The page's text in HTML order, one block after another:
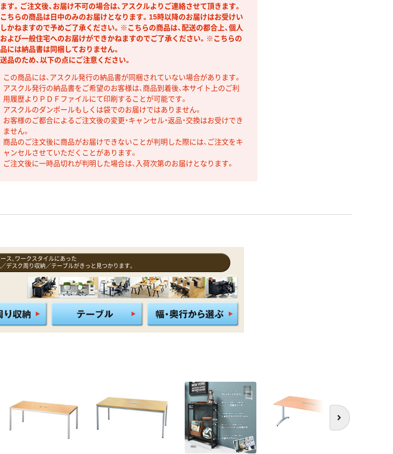
す。ご注文後、お届け不可の場合は、アスクルよりご連絡させて頂きます。
ちらの商品は日中のみのお届けとなります。15時以降のお届けはお受けい
かねますので予めご了承ください。※こちらの商品は、配送の都合上、個人
よび一般住宅へのお届けができかねますのでご了承ください。※こちらの
には納品書は同梱しておりません。
品のため、以下の点にご注意ください。
この商品には、アスクル発行の納品書が同梱されていない場合があります。
アスクル発行の納品書をご希望のお客様は、商品到着後、本サイト上のご利
用履歴よりＰＤＦファイルにて印刷することが可能です。
アスクルのダンボールもしくは袋でのお届けではありません。
お客様のご都合によるご注文後の変更・キャンセル・返品・交換はお受けでき
ません。
商品のご注文後に商品がお届けできないことが判明した際には、ご注文をキ
ャンセルさせていただくことがあります。
ご注文後に一時品切れが判明した場合は、入荷次第のお届けとなります。
ス、ワークスタイルにあった
デスク周り収納／テーブルがきっと見つかります。
次へ